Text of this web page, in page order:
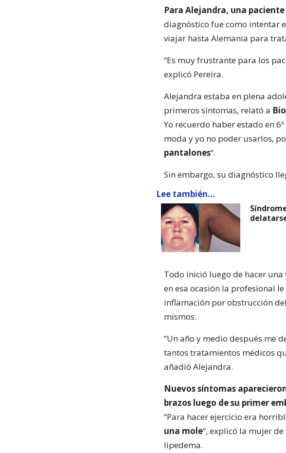
Para Alejandra, una
diagnóstico fue como intentar
viajar hasta Alemania para
“Es muy frustrante para los
explicó Pereira.
Alejandra estaba en plena
primeros síntomas, relató a
Yo recuerdo haber estado en
moda y yo no poder usarlos,
pantalones“.
Sin embargo, su diagnóstico
Lee también...
Todo inició luego de hacer
en esa ocasión la profesional
inflamación por obstrucción
mismos.
“Un año y medio después me
tantos tratamientos médicos
añadió Alejandra.
Nuevos síntomas
brazos luego de su primer
“Para hacer ejercicio era
una mole“, explicó la mujer
lipedema.